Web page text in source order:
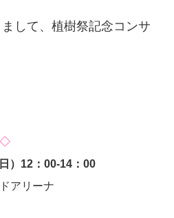
して、植樹祭記念コンサ
◇
）12：00-14：00
アリーナ